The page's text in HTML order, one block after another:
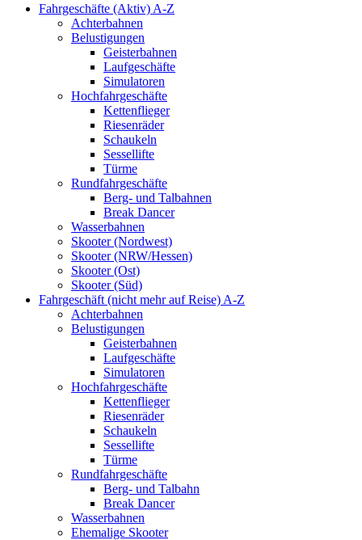
Fahrgeschäfte (Aktiv) A-Z
Achterbahnen
Belustigungen
Geisterbahnen
Laufgeschäfte
Simulatoren
Hochfahrgeschäfte
Kettenflieger
Riesenräder
Schaukeln
Sessellifte
Türme
Rundfahrgeschäfte
Berg- und Talbahnen
Break Dancer
Wasserbahnen
Skooter (Nordwest)
Skooter (NRW/Hessen)
Skooter (Ost)
Skooter (Süd)
Fahrgeschäft (nicht mehr auf Reise) A-Z
Achterbahnen
Belustigungen
Geisterbahnen
Laufgeschäfte
Simulatoren
Hochfahrgeschäfte
Kettenflieger
Riesenräder
Schaukeln
Sessellifte
Türme
Rundfahrgeschäfte
Berg- und Talbahn
Break Dancer
Wasserbahnen
Ehemalige Skooter